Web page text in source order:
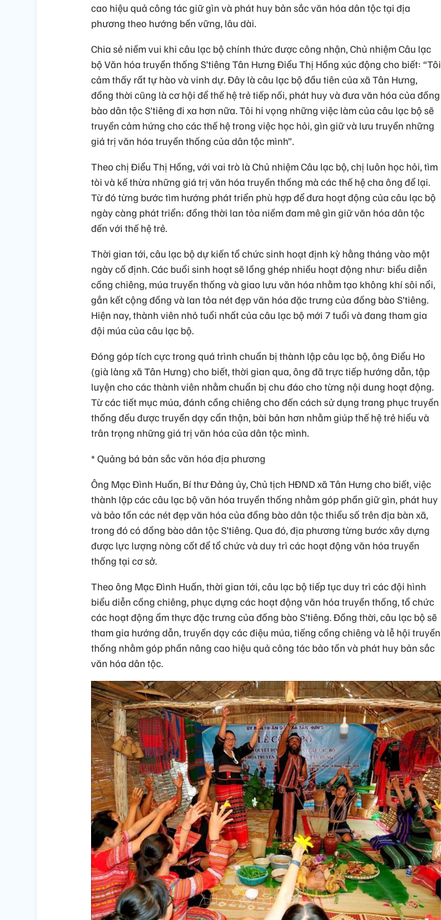
cao hiệu quả công tác giữ gìn và phát huy bản sắc văn hóa dân tộc tại địa
phương theo hướng bền vững, lâu dài.
Chia sẻ niềm vui khi câu lạc bộ chính thức được công nhận, Chủ nhiệm Câu lạc
bộ Văn hóa truyền thống S’tiêng Tân Hưng Điểu Thị Hồng xúc động cho biết: “Tôi
cảm thấy rất tự hào và vinh dự. Đây là câu lạc bộ đầu tiên của xã Tân Hưng,
đồng thời cũng là cơ hội để thế hệ trẻ tiếp nối, phát huy và đưa văn hóa của đồng
bào dân tộc S’tiêng đi xa hơn nữa. Tôi hi vọng những việc làm của câu lạc bộ sẽ
truyền cảm hứng cho các thế hệ trong việc học hỏi, gìn giữ và lưu truyền những
giá trị văn hóa truyền thống của dân tộc mình”.
Theo chị Điểu Thị Hồng, với vai trò là Chủ nhiệm Câu lạc bộ, chị luôn học hỏi, tìm
tòi và kế thừa những giá trị văn hóa truyền thống mà các thế hệ cha ông để lại.
Từ đó từng bước tìm hướng phát triển phù hợp để đưa hoạt động của câu lạc bộ
ngày càng phát triển; đồng thời lan tỏa niềm đam mê gìn giữ văn hóa dân tộc
đến với thế hệ trẻ.
Thời gian tới, câu lạc bộ dự kiến tổ chức sinh hoạt định kỳ hằng tháng vào một
ngày cố định. Các buổi sinh hoạt sẽ lồng ghép nhiều hoạt động như: biểu diễn
cồng chiêng, múa truyền thống và giao lưu văn hóa nhằm tạo không khí sôi nổi,
gắn kết cộng đồng và lan tỏa nét đẹp văn hóa đặc trưng của đồng bào S’tiêng.
Hiện nay, thành viên nhỏ tuổi nhất của câu lạc bộ mới 7 tuổi và đang tham gia
đội múa của câu lạc bộ.
Đóng góp tích cực trong quá trình chuẩn bị thành lập câu lạc bộ, ông Điểu Ho
(già làng xã Tân Hưng) cho biết, thời gian qua, ông đã trực tiếp hướng dẫn, tập
luyện cho các thành viên nhằm chuẩn bị chu đáo cho từng nội dung hoạt động.
Từ các tiết mục múa, đánh cồng chiêng cho đến cách sử dụng trang phục truyền
thống đều được truyền dạy cẩn thận, bài bản hơn nhằm giúp thế hệ trẻ hiểu và
trân trọng những giá trị văn hóa của dân tộc mình.
* Quảng bá bản sắc văn hóa địa phương
Ông Mạc Đình Huấn, Bí thư Đảng ủy, Chủ tịch HĐND xã Tân Hưng cho biết, việc
thành lập các câu lạc bộ văn hóa truyền thống nhằm góp phần giữ gìn, phát huy
và bảo tồn các nét đẹp văn hóa của đồng bào dân tộc thiểu số trên địa bàn xã,
trong đó có đồng bào dân tộc S’tiêng. Qua đó, địa phương từng bước xây dựng
được lực lượng nòng cốt để tổ chức và duy trì các hoạt động văn hóa truyền
thống tại cơ sở.
Theo ông Mạc Đình Huấn, thời gian tới, câu lạc bộ tiếp tục duy trì các đội hình
biểu diễn cồng chiêng, phục dựng các hoạt động văn hóa truyền thống, tổ chức
các hoạt động ẩm thực đặc trưng của đồng bào S’tiêng. Đồng thời, câu lạc bộ sẽ
tham gia hướng dẫn, truyền dạy các điệu múa, tiếng cồng chiêng và lễ hội truyền
thống nhằm góp phần nâng cao hiệu quả công tác bảo tồn và phát huy bản sắc
văn hóa dân tộc.